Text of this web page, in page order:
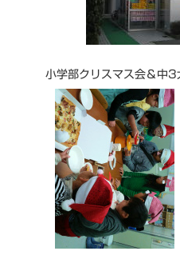
小学部クリスマス会＆中